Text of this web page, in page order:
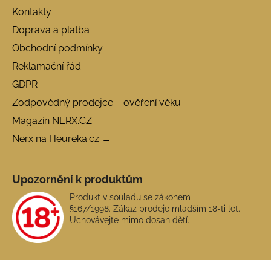
Kontakty
Doprava a platba
Obchodní podmínky
Reklamační řád
GDPR
Zodpovědný prodejce – ověření věku
Magazín NERX.CZ
Nerx na Heureka.cz →
Upozornění k produktům
Produkt v souladu se zákonem
§167/1998. Zákaz prodeje mladším 18-ti let.
Uchovávejte mimo dosah dětí.